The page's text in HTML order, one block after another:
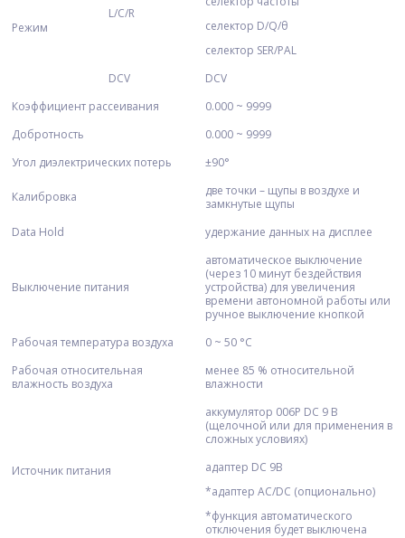
Режим
L/C/R
селектор D/Q/θ
селектор SER/PAL
DCV
DCV
Коэффициент рассеивания
0.000 ~ 9999
Добротность
0.000 ~ 9999
Угол диэлектрических потерь
±90°
Калибровка
две точки – щупы в воздухе и
замкнутые щупы
Data Hold
удержание данных на дисплее
Выключение питания
автоматическое выключение
(через 10 минут бездействия
устройства) для увеличения
времени автономной работы или
ручное выключение кнопкой
Рабочая температура воздуха
0 ~ 50 °C
Рабочая относительная
влажность воздуха
менее 85 % относительной
влажности
Источник питания
аккумулятор 006P DC 9 В
(щелочной или для применения в
сложных условиях)
адаптер DC 9В
*адаптер AC/DC (опционально)
*функция автоматического
отключения будет выключена